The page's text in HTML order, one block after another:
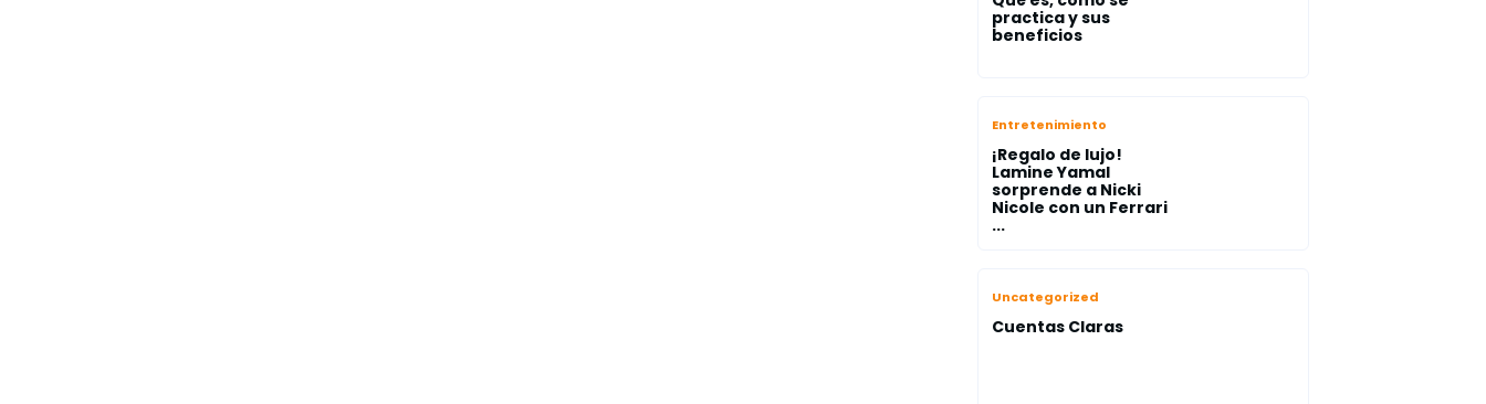
practica y sus
beneficios
Entretenimiento
¡Regalo de lujo!
Lamine Yamal
sorprende a Nicki
Nicole con un Ferrari
...
Uncategorized
Cuentas Claras